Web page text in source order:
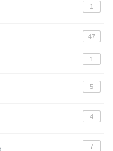
1
47
1
5
4
7